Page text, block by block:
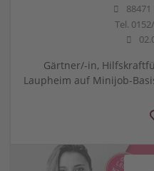
Tel.
Gärtner/-in,
Laupheim auf Minijob-